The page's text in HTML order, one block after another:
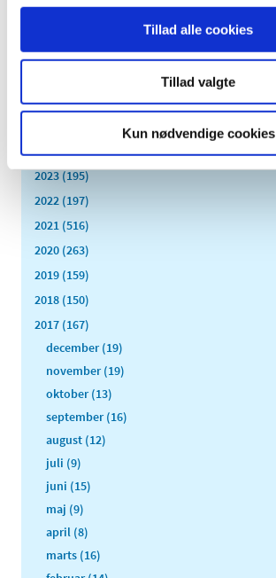
Tillad alle cookies
Tillad valgte
Kun nødvendige cookies
2026 (84)
2024 (224)
2023 (195)
2022 (197)
2021 (516)
2020 (263)
2019 (159)
2018 (150)
2017 (167)
december (19)
november (19)
oktober (13)
september (16)
august (12)
juli (9)
juni (15)
maj (9)
april (8)
marts (16)